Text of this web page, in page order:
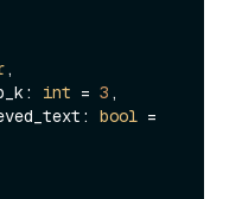
,
int = 3 ,
bool